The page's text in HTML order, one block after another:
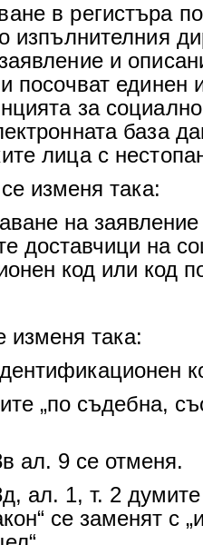
в регистъра
изпълнителния
и
посочват
за
база
лица с
изменя така:
на
доставчици на
код или код
изменя така:
„по съдебна,
ал. 9 се отменя.
ал. 1, т. 2
се заменят с